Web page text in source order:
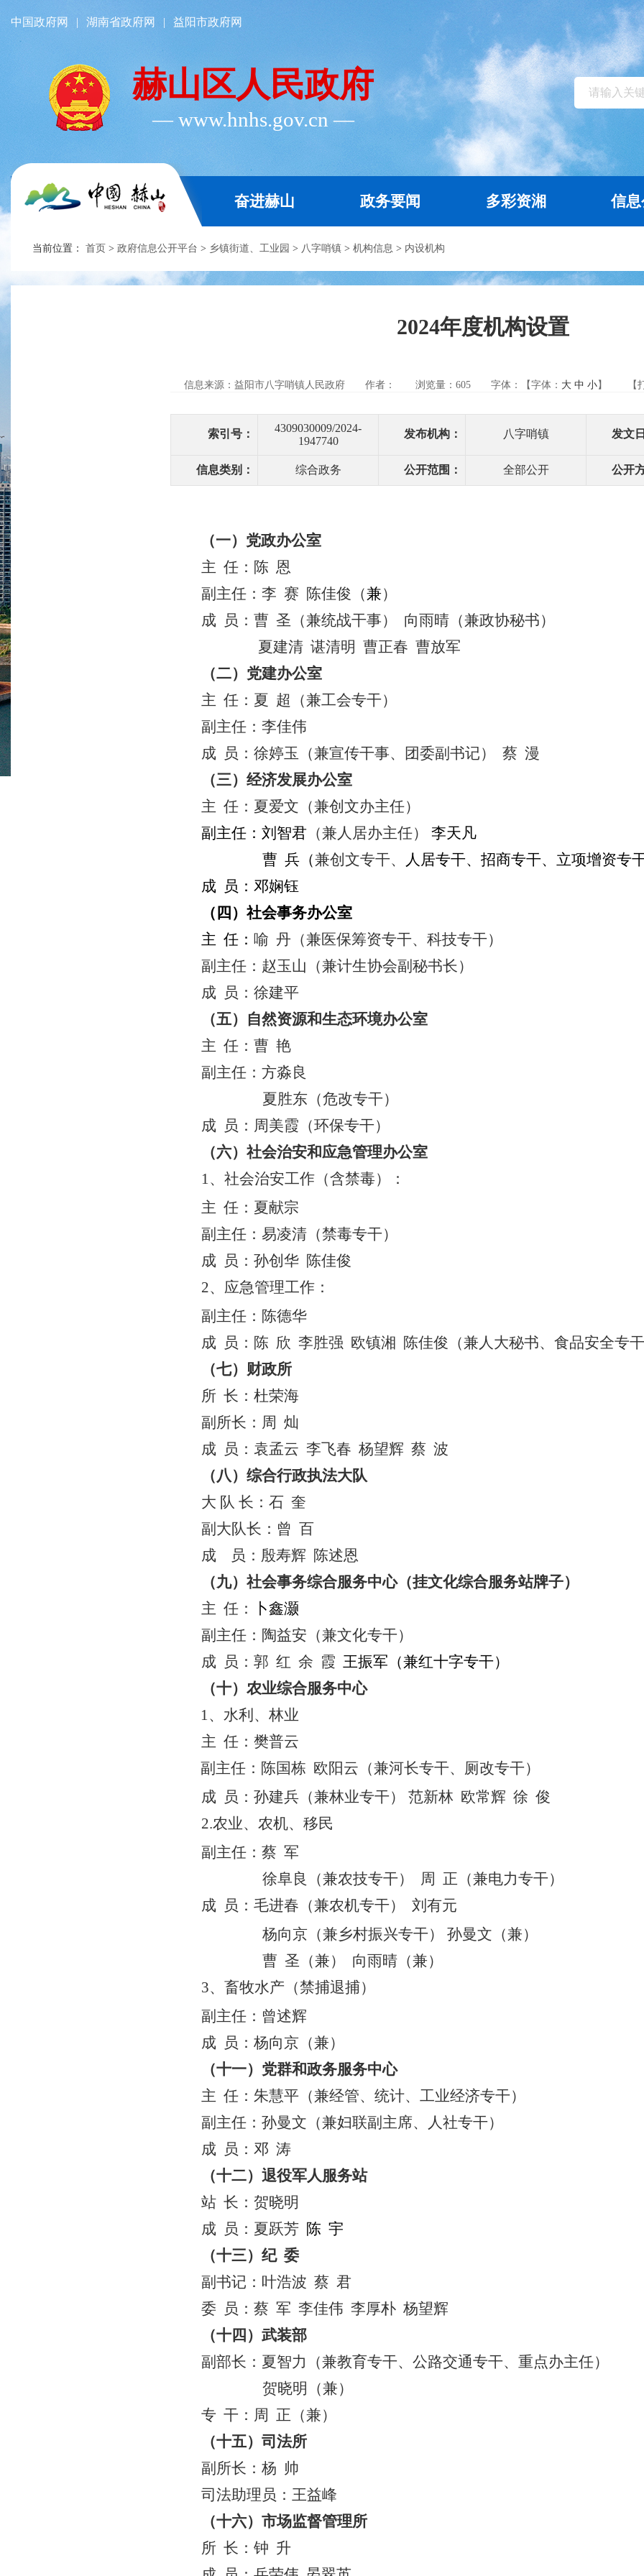
中国政府网 | 湖南省政府网 | 益阳市政府网
赫山区人民政府
― www.hnhs.gov.cn ―
奋进赫山 政务要闻 多彩资湘 信
当前位置： 首页 > 政府信息公开平台 > 乡镇街道、工业园 > 八字哨镇 > 机构信息 > 内设机构
2024年度机构设置
信息来源：益阳市八字哨镇人民政府 作者： 浏览量： 605 字体：【字体： 大 中 小】 【
索引号：
4309030009/2024-
1947740
发布机构： 八字哨镇 发文
信息类别： 综合政务 公开范围： 全部公开 公开
（一）党政办公室
主 任：陈 恩
副主任：李 赛 陈佳俊（兼）
成
员：曹 圣（兼统战干事）
向雨晴（兼政协秘书）
夏建清 谌清明 曹正春 曹放军
（二）党建办公室
主 任：夏 超（兼工会专干）
副主任：李佳伟
成
员：徐婷玉（兼宣传干事、团委副书记） 蔡 漫
（三）经济发展办公室
主 任： 夏爱文（兼创文办主任）
副主任：刘智君（兼人居办主任）
李天凡
曹 兵（兼创文专干、
人居专干、招商专干、立项增资专
成
员：邓娴钰
（四）社会事务办公室
主 任： 喻 丹（兼医保筹资专干、科技专干）
副主任：赵玉山（兼计生协会副秘书长）
成
员：徐建平
（五）自然资源和生态环境办公室
主 任：曹 艳
副主任：方淼良
夏胜东（危改专干）
成
员：周美霞（环保专干）
（六）社会治安和应急管理办公室
1、社会治安工作（含禁毒）
：
主 任：夏献宗
副主任：易凌清（禁毒专干）
成
员：孙创华 陈佳俊
2、应急管理工作：
副主任： 陈德华
成
员：陈 欣 李胜强 欧镇湘 陈佳俊 （兼人大秘书、食品安全专
（七）财政所
所 长：杜荣海
副所长：周 灿
成
员：袁孟云 李飞春 杨望辉 蔡 波
（八）综合行政执法大队
大 队 长：石 奎
副大队长：曾 百
成
员：殷寿辉 陈述恩
（九）社会事务综合服务中心（挂文化综合服务站牌子）
主 任：
卜鑫灏
副主任：陶益安（兼文化专干）
成
员：郭 红 余 霞 王振军 （兼红十字专干）
（十）农业综合服务中心
1、水利、林业
主 任： 樊普云
副主任：陈国栋 欧阳云（兼河长专干、厕改专干）
成
员：孙建兵（兼林业专干） 范新林 欧常辉 徐 俊
2.农业、农机、移民
副主任： 蔡 军
徐阜良（兼农技专干） 周 正（兼电力专干）
成
员：毛进春（兼农机专干）
刘有元
杨向京（兼乡村振兴专干）
孙曼文（兼）
曹 圣（兼）
向雨晴（兼）
3、畜牧水产（禁捕退捕）
副主任：曾述辉
成
员：杨向京（兼）
（十一）党群和政务服务中心
主 任：朱慧平（兼经管、统计、工业经济专干）
副主任：孙曼文 （兼妇联副主席、人社专干）
成
员：邓 涛
（十二）退役军人服务站
站 长：贺晓明
成
员：夏跃芳 陈 宇
（十三）纪 委
副书记：叶浩波 蔡 君
委 员：蔡 军 李佳伟 李厚朴 杨望辉
（十四）武装部
副部长：夏智力（兼教育专干、公路交通专干、重点办主任）
贺晓明（兼）
专 干：周 正（兼）
（十五）司法所
副所长：杨 帅
司法助理员：王益峰
（十六）市场监督管理所
所 长：钟 升